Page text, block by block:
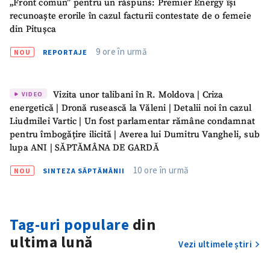
„Front comun” pentru un răspuns: Premier Energy își
recunoaște erorile în cazul facturii contestate de o femeie
din Pitușca
NOU REPORTAJE 9 ore în urmă
VIDEO
Vizita unor talibani în R. Moldova | Criza
energetică | Dronă rusească la Văleni | Detalii noi în cazul
Liudmilei Vartic | Un fost parlamentar rămâne condamnat
pentru îmbogățire ilicită | Averea lui Dumitru Vangheli, sub
lupa ANI | SĂPTĂMÂNA DE GARDĂ
NOU SINTEZA SĂPTĂMÂNII 10 ore în urmă
Tag-uri populare din
ultima lună
Vezi ultimele știri